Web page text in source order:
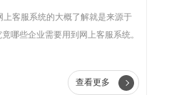
客服系统的大概了解就是来源于
哪些企业需要用到网上客服系统。
查看更多